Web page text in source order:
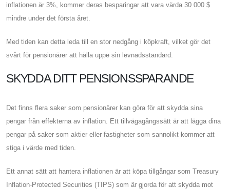
inflationen är 3%, kommer deras besparingar att vara värda 30 000 $
mindre under det första året.
Med tiden kan detta leda till en stor nedgång i köpkraft, vilket gör det
svårt för pensionärer att hålla uppe sin levnadsstandard.
SKYDDA DITT PENSIONSSPARANDE
Det finns flera saker som pensionärer kan göra för att skydda sina
pengar från effekterna av inflation. Ett tillvägagångssätt är att lägga dina
pengar på saker som aktier eller fastigheter som sannolikt kommer att
stiga i värde med tiden.
Ett annat sätt att hantera inflationen är att köpa tillgångar som Treasury
Inflation-Protected Securities (TIPS) som är gjorda för att skydda mot